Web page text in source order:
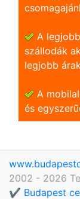
A
szállodák
legjobb
A
és
2002 - 2026
✔️ Budapest